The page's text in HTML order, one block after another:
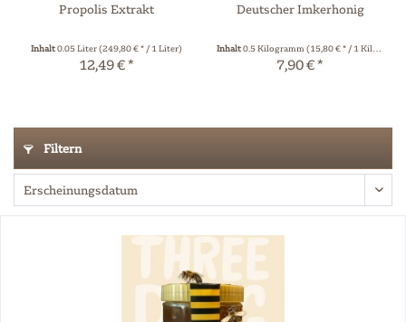
Propolis Extrakt
Inhalt0.05 Liter(249,80 € * / 1 Liter)
12,49 € *
Deutscher Imkerhonig
Inhalt0.5 Kilogramm (15,80 € * / 1 Kilogramm)
7,90 € *
Filtern